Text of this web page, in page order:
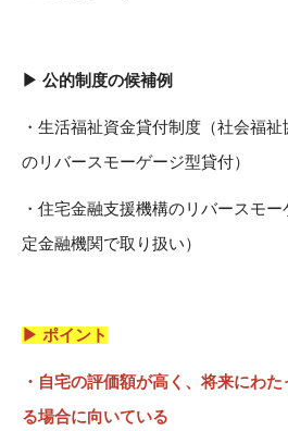
▶ 公的制度の候補例
・生活福祉資金貸付制度（社会福
のリバースモーゲージ型貸付）
・住宅金融支援機構のリバースモ
定金融機関で取り扱い）
▶ ポイント
・自宅の評価額が高く、将来にわ
る場合に向いている